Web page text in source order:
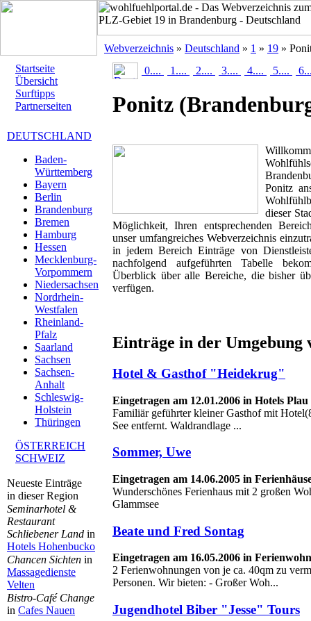
Webverzeichnis » Deutschland » 1 » 19 »
Startseite
Übersicht
Surftipps
Partnerseiten
DEUTSCHLAND
Baden-
Württemberg
Bayern
Berlin
Brandenburg
Bremen
Hamburg
Hessen
Mecklenburg-
Vorpommern
Niedersachsen
Nordrhein-
Westfalen
Rheinland-
Pfalz
Saarland
Sachsen
Sachsen-
Anhalt
Schleswig-
Holstein
Thüringen
ÖSTERREICH
SCHWEIZ
Neueste Einträge
in dieser Region
Seminarhotel &
Restaurant
Schliebener Land in
Hotels Hohenbucko
Chancen Sichten in
Massagedienste
Velten
Bistro-Café Change
in Cafes Nauen
0.... 1.... 2.... 3.... 4.... 5....
Ponitz
Ponitz
dieser
Möglichkeit, Ihren entsprechenden
unser umfangreiches Webverzeichnis
in jedem Bereich Einträge von
nachfolgend aufgeführten Tabelle
Überblick über alle Bereiche, die bisher
verfügen.
Einträge in der Umgebung
Hotel & Gasthof "Heidekrug"
Eingetragen am 12.01.2006 in Hotels Plau
Familiär geführter kleiner Gasthof mit
See entfernt. Waldrandlage ...
Sommer, Uwe
Eingetragen am 14.06.2005 in
Wunderschönes Ferienhaus mit 2 großen
Glammsee
Beate und Fred Sontag
Eingetragen am 16.05.2006 in
2 Ferienwohnungen von je ca. 40qm zu
Personen. Wir bieten: - Großer Woh...
Jugendhotel Biber "Jesse" Tours